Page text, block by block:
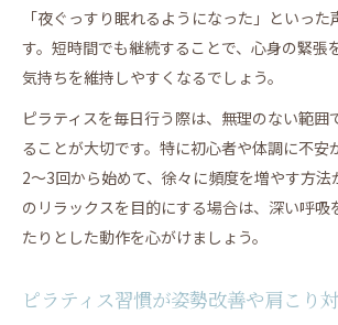
「夜ぐっすり眠れるようになった」といった
す。短時間でも継続することで、心身の緊張
気持ちを維持しやすくなるでしょう。
ピラティスを毎日行う際は、無理のない範囲
ることが大切です。特に初心者や体調に不安
2〜3回から始めて、徐々に頻度を増やす方法
のリラックスを目的にする場合は、深い呼吸
たりとした動作を心がけましょう。
ピラティス習慣が姿勢改善や肩こり